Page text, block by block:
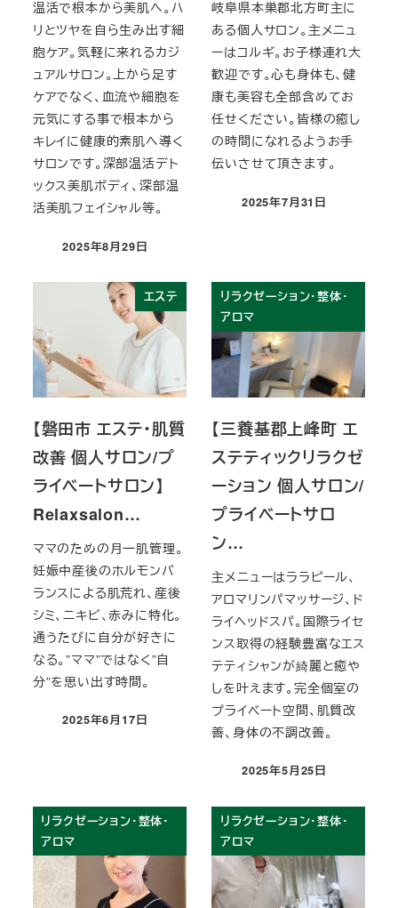
温活で根本から美肌へ。ハ
リとツヤを自ら生み出す細
胞ケア。気軽に来れるカジ
ュアルサロン。上から足す
ケアでなく、血流や細胞を
元気にする事で根本から
キレイに健康的素肌へ導く
サロンです。深部温活デト
ックス美肌ボディ、深部温
活美肌フェイシャル等。
投稿日
2025年8月29日
岐阜県本巣郡北方町主に
ある個人サロン。主メニュ
ーはコルギ。お子様連れ大
歓迎です。心も身体も、健
康も美容も全部含めてお
任せください。皆様の癒し
の時間になれるようお手
伝いさせて頂きます。
投稿日
2025年7月31日
エステ
【磐田市 エステ・肌質
改善 個人サロン/プ
ライベートサロン】
Relaxsalon…
ママのための月一肌管理。
妊娠中産後のホルモンバ
ランスによる肌荒れ、産後
シミ、ニキビ、赤みに特化。
通うたびに自分が好きに
なる。”ママ”ではなく”自
分”を思い出す時間。
投稿日
2025年6月17日
リラクゼーション・整体・
アロマ
【三養基郡上峰町 エ
ステティックリラクゼ
ーション 個人サロン/
プライベートサロ
ン…
主メニューはララピール、
アロマリンパマッサージ、ド
ライヘッドスパ。国際ライセ
ンス取得の経験豊富なエス
テティシャンが綺麗と癒や
しを叶えます。完全個室の
プライベート空間、肌質改
善、身体の不調改善。
投稿日
2025年5月25日
リラクゼーション・整体・
アロマ
リラクゼーション・整体・
アロマ